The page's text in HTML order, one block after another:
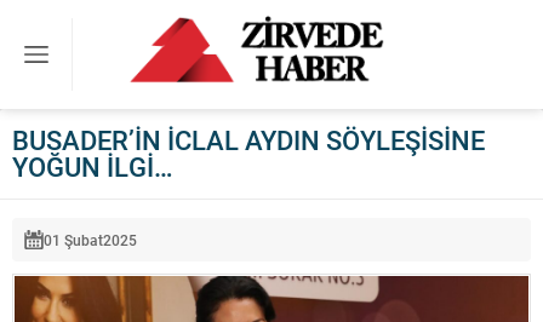
BUSADER’İN İCLAL AYDIN SÖYLEŞİSİNE
YOĞUN İLGİ…
01 Şubat2025